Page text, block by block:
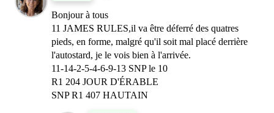
Bonjour à tous
11 JAMES RULES,il va être déferré des quatres
pieds, en forme, malgré qu'il soit mal placé derrière
l'autostard, je le vois bien à l'arrivée.
11-14-2-5-4-6-9-13 SNP le 10
R1 204 JOUR D'ÉRABLE
SNP R1 407 HAUTAIN